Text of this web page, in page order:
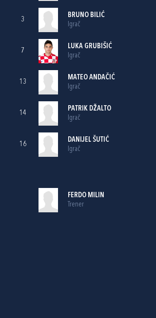
3
BRUNO BILIĆ
Igrač
7
LUKA GRUBIŠIĆ
Igrač
13
MATEO ANDAČIĆ
Igrač
14
PATRIK DŽALTO
Igrač
16
DANIJEL ŠUTIĆ
Igrač
FERDO MILIN
Trener